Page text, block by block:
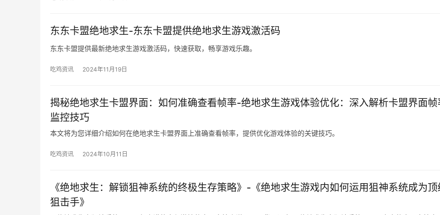
东东卡盟绝地求生-东东卡盟提供绝地求生游戏激活码
东东卡盟提供最新绝地求生游戏激活码，快速获取，畅享游戏乐趣。
吃鸡资讯 2024年11月19日
揭秘绝地求生卡盟界面：如何准确查看帧率-绝地求生游戏体验优化：深入解析卡盟界面帧
监控技巧
本文将为您详细介绍如何在绝地求生卡盟界面上准确查看帧率，提供优化游戏体验的关键技巧。
吃鸡资讯 2024年10月11日
《绝地求生：解锁狙神系统的终极生存策略》-《绝地求生游戏内如何运用狙神系统成为顶
狙击手》